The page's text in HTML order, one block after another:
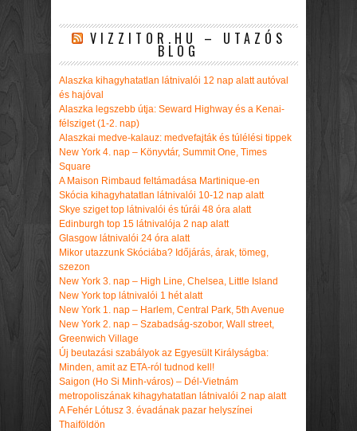
VIZZITOR.HU – UTAZÓS
BLOG
Alaszka kihagyhatatlan látnivalói 12 nap alatt autóval
és hajóval
Alaszka legszebb útja: Seward Highway és a Kenai-
félsziget (1-2. nap)
Alaszkai medve-kalauz: medvefajták és túlélési tippek
New York 4. nap – Könyvtár, Summit One, Times
Square
A Maison Rimbaud feltámadása Martinique-en
Skócia kihagyhatatlan látnivalói 10-12 nap alatt
Skye sziget top látnivalói és túrái 48 óra alatt
Edinburgh top 15 látnivalója 2 nap alatt
Glasgow látnivalói 24 óra alatt
Mikor utazzunk Skóciába? Időjárás, árak, tömeg,
szezon
New York 3. nap – High Line, Chelsea, Little Island
New York top látnivalói 1 hét alatt
New York 1. nap – Harlem, Central Park, 5th Avenue
New York 2. nap – Szabadság-szobor, Wall street,
Greenwich Village
Új beutazási szabályok az Egyesült Királyságba:
Minden, amit az ETA-ról tudnod kell!
Saigon (Ho Si Minh-város) – Dél-Vietnám
metropoliszának kihagyhatatlan látnivalói 2 nap alatt
A Fehér Lótusz 3. évadának pazar helyszínei
Thaiföldön